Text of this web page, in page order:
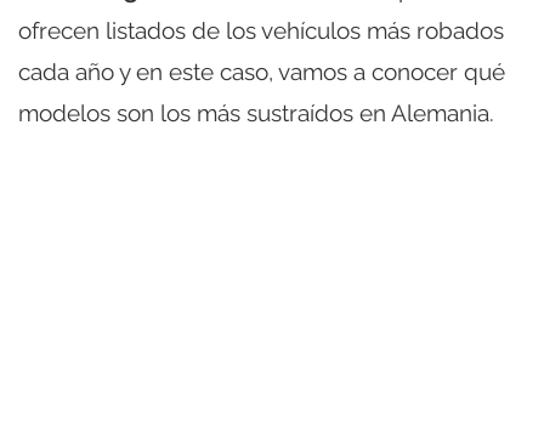
ofrecen listados de los vehículos más robados
cada año y en este caso, vamos a conocer qué
modelos son los más sustraídos en Alemania.